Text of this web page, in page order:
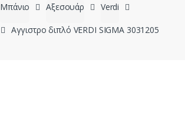
Μπάνιο Αξεσουάρ Verdi
Αγγιστρο διπλό VERDI SIGMA 3031205